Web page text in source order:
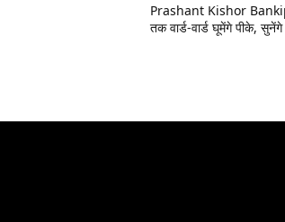
Prashant Kishor
तक वार्ड-वार्ड घूमेंगे पीके,